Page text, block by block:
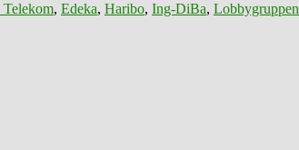
Telekom, Edeka, Haribo, Ing-DiBa, Lobbygruppen